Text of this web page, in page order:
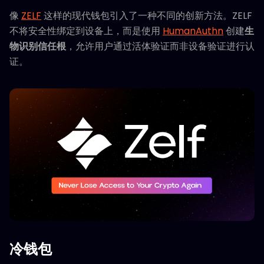
像 ZELF 这样的现代钱包引入了一种不同的创新方法。ZELF
不将安全性绑定到设备上，而是使用 HumanAuthn创建生
物识别信任根，允许用户通过活体验证而非设备验证进行认
证。
冷钱包